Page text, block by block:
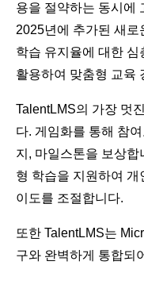
용을 절약하는 동시에
2025년에 추가된 새
학습 유지율에 대한
활용하여 맞춤형 교육
TalentLMS의 가장 멋
다. 게임화를 통해 참
지, 마일스톤을 보상
형 학습을 지원하여
이도를 조절합니다.
또한 TalentLMS는
구와 완벽하게 통합되